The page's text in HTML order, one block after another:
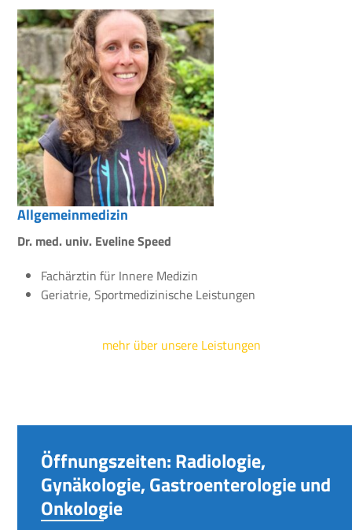
Allgemeinmedizin
Dr. med. univ. Eveline Speed
Fachärztin für Innere Medizin
Geriatrie, Sportmedizinische Leistungen
mehr über unsere Leistungen
Öffnungszeiten: Radiologie,
Gynäkologie, Gastroenterologie und
Onkologie